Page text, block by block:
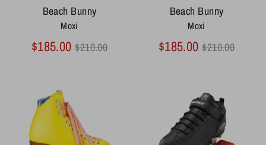
Beach Bunny
Moxi
$185.00 Prix
$210.00
Beach Bunny
Moxi
$185.00 Prix
$210.00